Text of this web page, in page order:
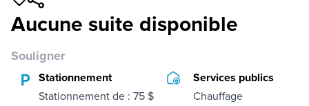
Aucune suite disponible
Souligner
Stationnement
Stationnement de : 75 $
Services publics
Chauffage